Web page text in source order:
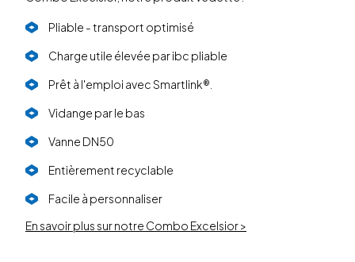
Pliable - transport optimisé
Charge utile élevée par ibc pliable
Prêt à l'emploi avec Smartlink®.
Vidange par le bas
Vanne DN50
Entièrement recyclable
Facile à personnaliser
En savoir plus sur notre Combo Excelsior >